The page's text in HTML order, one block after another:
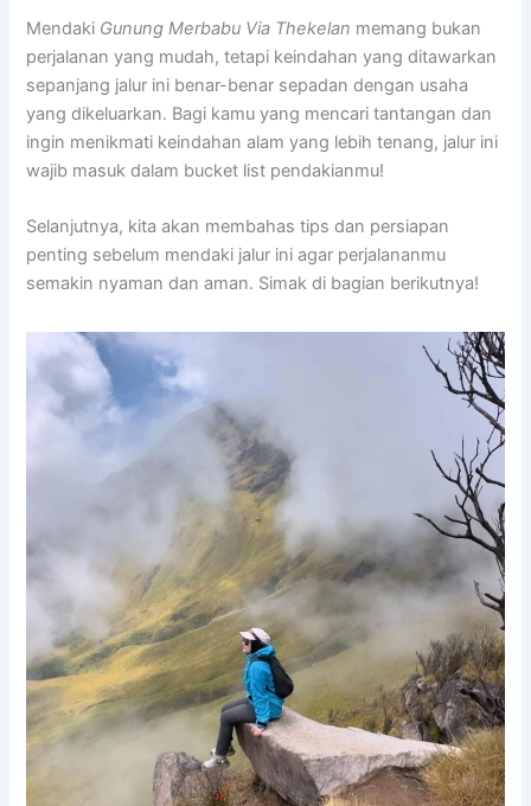
Mendaki Gunung Merbabu Via Thekelan memang bukan
perjalanan yang mudah, tetapi keindahan yang ditawarkan
sepanjang jalur ini benar-benar sepadan dengan usaha
yang dikeluarkan. Bagi kamu yang mencari tantangan dan
ingin menikmati keindahan alam yang lebih tenang, jalur ini
wajib masuk dalam bucket list pendakianmu!
Selanjutnya, kita akan membahas tips dan persiapan
penting sebelum mendaki jalur ini agar perjalananmu
semakin nyaman dan aman. Simak di bagian berikutnya!